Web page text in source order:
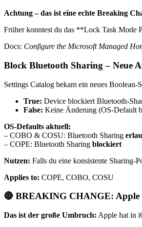
Achtung – das ist eine echte Breaking
Früher konntest du das **Lock Task
Docs: Configure the Microsoft Managed
Block Bluetooth Sharing – Neue
Settings Catalog bekam ein neues Boolean-
True: Device blockiert Bluetooth-
False: Keine Änderung (OS-Default
OS-Defaults aktuell:
– COBO & COSU: Bluetooth Sharing
– COPE: Bluetooth Sharing blockiert
Nutzen: Falls du eine konsistente Sharing-
Applies to: COPE, COBO, COSU
🔴 BREAKING CHANGE: Apple
Das ist der große Umbruch: Apple hat in